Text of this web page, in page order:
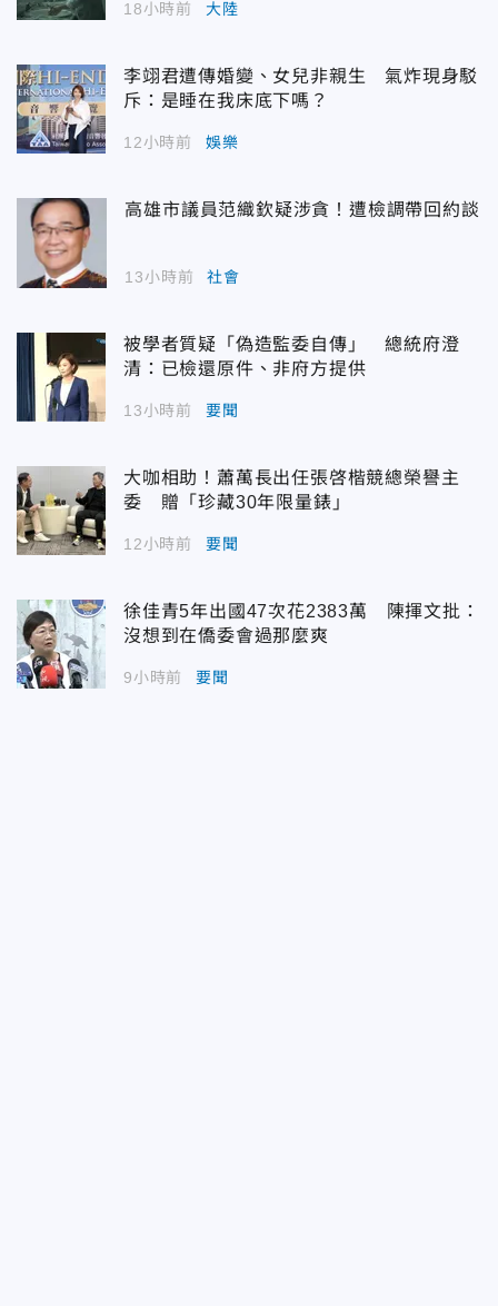
18小時前 大陸
李翊君遭傳婚變、女兒非親生 氣炸現身駁
斥：是睡在我床底下嗎？
12小時前 娛樂
高雄市議員范織欽疑涉貪！遭檢調帶回約談
13小時前 社會
被學者質疑「偽造監委自傳」 總統府澄
清：已檢還原件、非府方提供
13小時前 要聞
大咖相助！蕭萬長出任張啓楷競總榮譽主
委 贈「珍藏30年限量錶」
12小時前 要聞
徐佳青5年出國47次花2383萬 陳揮文批：
沒想到在僑委會過那麼爽
9小時前 要聞